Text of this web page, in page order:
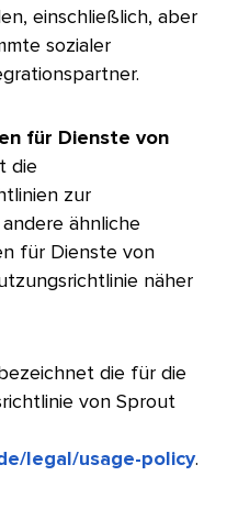
einschließlich, aber
sozialer
für Dienste von
die
zur
ähnliche
für Dienste von
näher
die für die
von Sprout
legal/usage-policy.​​